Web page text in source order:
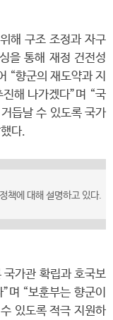
해 구조 조정과 자구
을 통해 재정 건전성
“향군의 재도약과 지
해 나가겠다”며 “국
듭날 수 있도록 국가
다.
책에 대해 설명하고 있다.
국가관 확립과 호국보
며 “보훈부는 향군이
있도록 적극 지원하